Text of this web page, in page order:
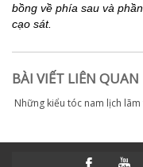
bồng về phía sau và
cạo sát.
BÀI VIẾT LIÊN QUAN
Những kiểu tóc nam lịch